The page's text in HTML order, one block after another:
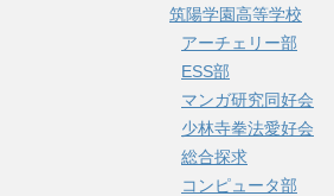
筑陽学園高等学校
アーチェリー部
ESS部
マンガ研究同好会
少林寺拳法愛好会
総合探求
コンピュータ部